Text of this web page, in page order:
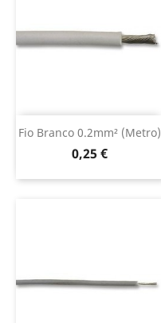
Fio Branco 0.2mm² (metro)
Preço
0,25 €